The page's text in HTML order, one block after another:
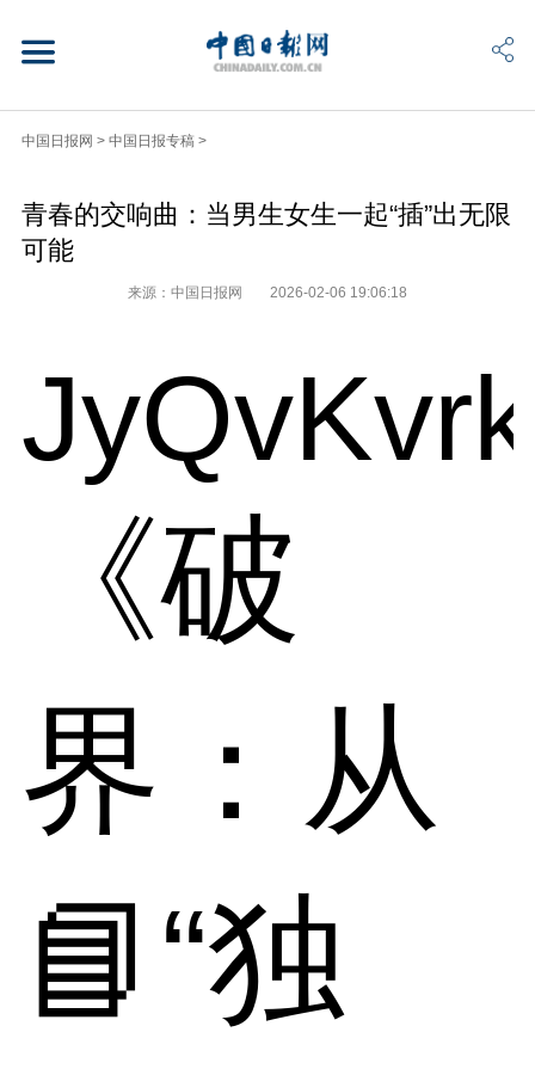
中国日报网 > 中国日报专稿 >
青春的交响曲：当男生女生一起“插”出无限
可能
来源：中国日报网 2026-02-06 19:06:18
《破
界：从
📘“独